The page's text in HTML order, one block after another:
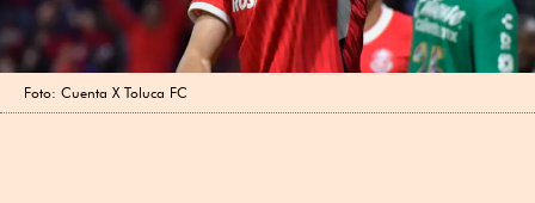
Foto: Cuenta X Toluca FC